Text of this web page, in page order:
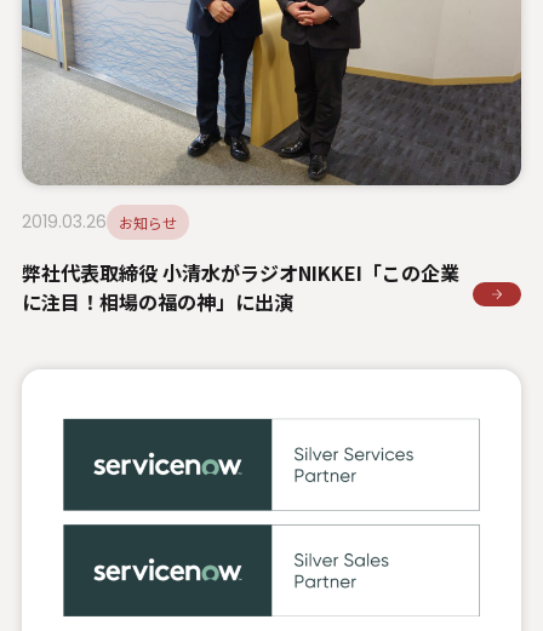
2019.03.26 お知らせ
弊社代表取締役 小清水がラジオNIKKEI「この企業
に注目！相場の福の神」に出演